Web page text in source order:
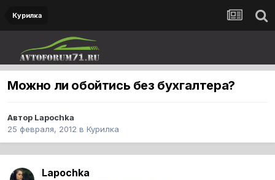
Курилка
Можно ли обойтись без бухгалтера?
Автор Lapochka
25 февраля, 2012 в Курилка
Lapochka